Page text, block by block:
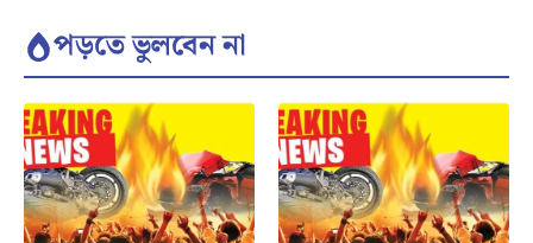
পড়তে ভুলবেন না